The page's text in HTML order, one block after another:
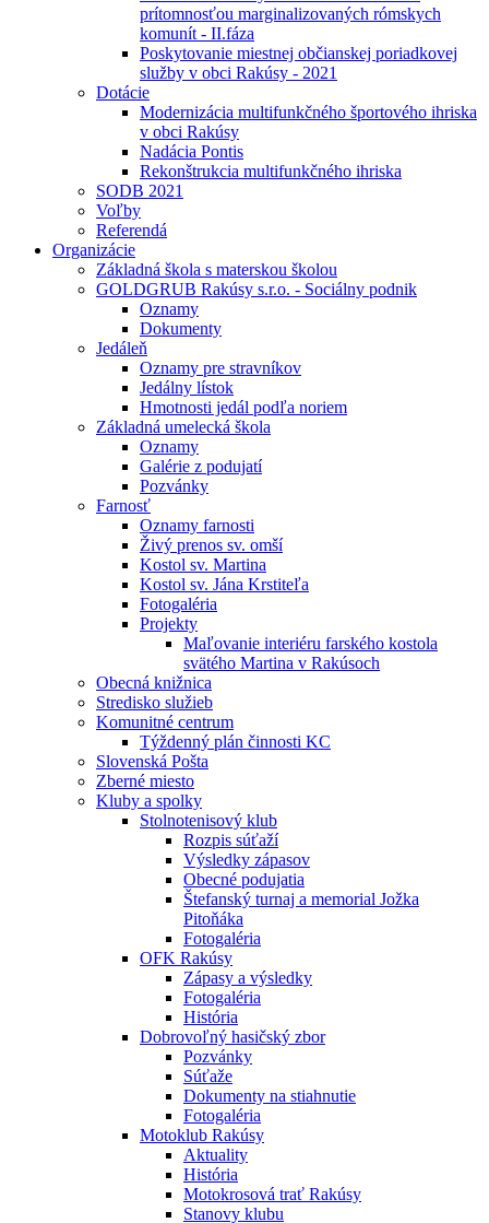
prítomnosťou marginalizovaných rómskych
komunít - II.fáza
Poskytovanie miestnej občianskej poriadkovej
služby v obci Rakúsy - 2021
Dotácie
Modernizácia multifunkčného športového ihriska
v obci Rakúsy
Nadácia Pontis
Rekonštrukcia multifunkčného ihriska
SODB 2021
Voľby
Referendá
Organizácie
Základná škola s materskou školou
GOLDGRUB Rakúsy s.r.o. - Sociálny podnik
Oznamy
Dokumenty
Jedáleň
Oznamy pre stravníkov
Jedálny lístok
Hmotnosti jedál podľa noriem
Základná umelecká škola
Oznamy
Galérie z podujatí
Pozvánky
Farnosť
Oznamy farnosti
Živý prenos sv. omší
Kostol sv. Martina
Kostol sv. Jána Krstiteľa
Fotogaléria
Projekty
Maľovanie interiéru farského kostola
svätého Martina v Rakúsoch
Obecná knižnica
Stredisko služieb
Komunitné centrum
Týždenný plán činnosti KC
Slovenská Pošta
Zberné miesto
Kluby a spolky
Stolnotenisový klub
Rozpis súťaží
Výsledky zápasov
Obecné podujatia
Štefanský turnaj a memorial Jožka
Pitoňáka
Fotogaléria
OFK Rakúsy
Zápasy a výsledky
Fotogaléria
História
Dobrovoľný hasičský zbor
Pozvánky
Súťaže
Dokumenty na stiahnutie
Fotogaléria
Motoklub Rakúsy
Aktuality
História
Motokrosová trať Rakúsy
Stanovy klubu